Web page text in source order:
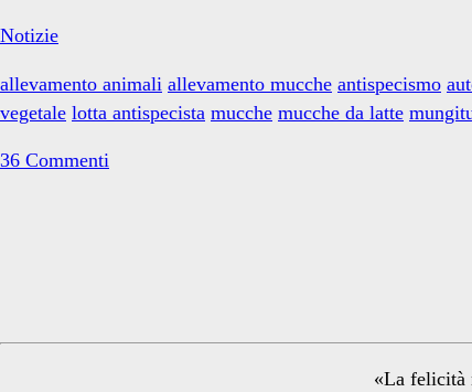
antispecista
Notizie
allevamento animali allevamento mucche antispecismo
vegetale lotta antispecista mucche mucche da latte
36 Commenti
Sidebar
«La felicità